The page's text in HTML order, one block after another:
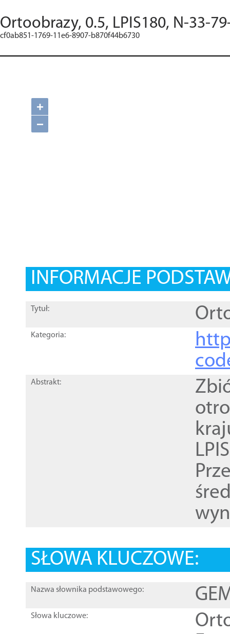
Ortoobrazy, 0.5, LPIS180, N-33-
cf0ab851-1769-11e6-8907-b870f44b6730
+
−
INFORMACJE
Tytuł:
Kategoria:
Abstrakt:
SŁOWA KLUCZOWE:
Nazwa słownika podstawowego:
Słowa kluczowe: